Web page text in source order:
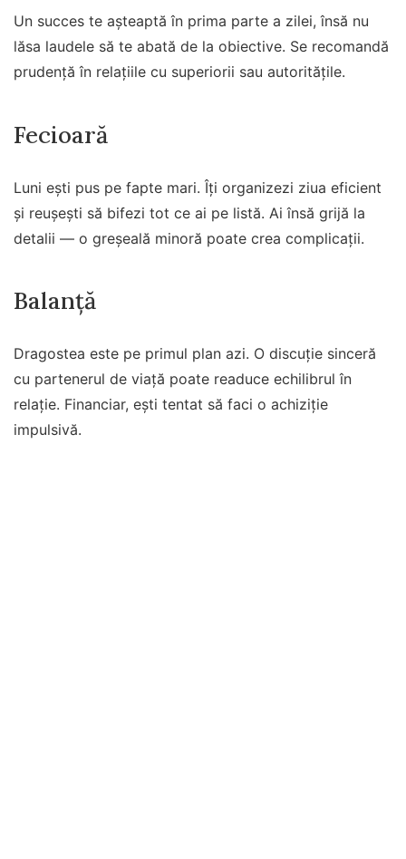
Un succes te așteaptă în prima parte a zilei, însă nu
lăsa laudele să te abată de la obiective. Se recomandă
prudență în relațiile cu superiorii sau autoritățile.
Fecioară
Luni ești pus pe fapte mari. Îți organizezi ziua eficient
și reușești să bifezi tot ce ai pe listă. Ai însă grijă la
detalii — o greșeală minoră poate crea complicații.
Balanță
Dragostea este pe primul plan azi. O discuție sinceră
cu partenerul de viață poate readuce echilibrul în
relație. Financiar, ești tentat să faci o achiziție
impulsivă.